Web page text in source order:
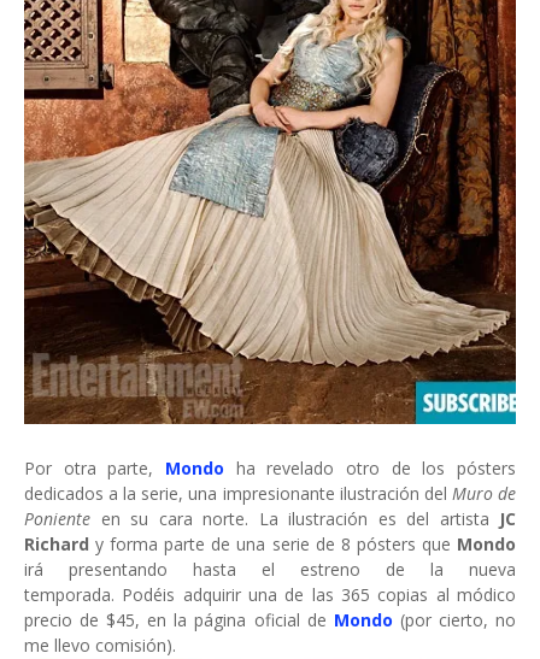
Por otra parte, Mondo ha revelado otro de los pósters
dedicados a la serie, una impresionante ilustración del Muro de
Poniente en su cara norte. La ilustración es del artista JC
Richard y forma parte de una serie de 8 pósters que Mondo
irá presentando hasta el estreno de la nueva
temporada. Podéis adquirir una de las 365 copias al módico
precio de $45, en la página oficial de Mondo (por cierto, no
me llevo comisión).